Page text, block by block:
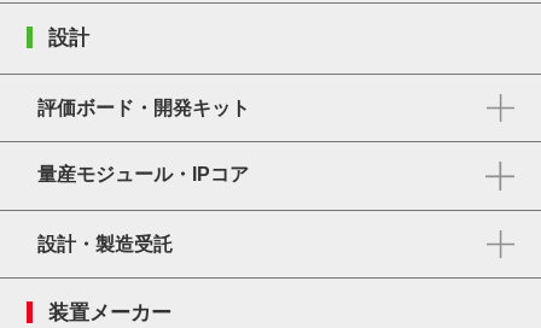
設計
評価ボード・開発キット
量産モジュール・IPコア
設計・製造受託
装置メーカー